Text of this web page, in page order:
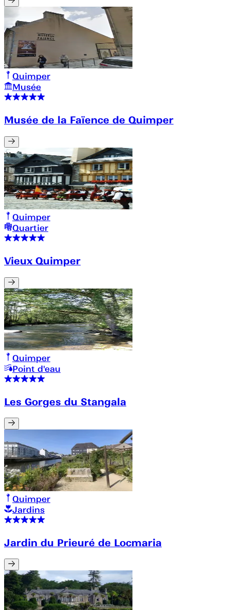
Quimper
Musée
Musée de la Faïence de Quimper
Quimper
Quartier
Vieux Quimper
Quimper
Point d'eau
Les Gorges du Stangala
Quimper
Jardins
Jardin du Prieuré de Locmaria